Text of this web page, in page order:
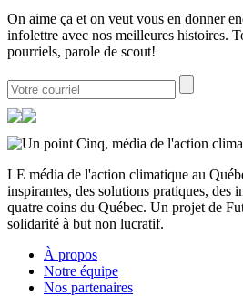
On aime ça et on veut vous en donner
infolettre avec nos meilleures histoires.
pourriels, parole de scout!
LE média de l'action climatique au
inspirantes, des solutions pratiques, des
quatre coins du Québec. Un projet de
solidarité à but non lucratif.
À propos
Notre équipe
Nos partenaires